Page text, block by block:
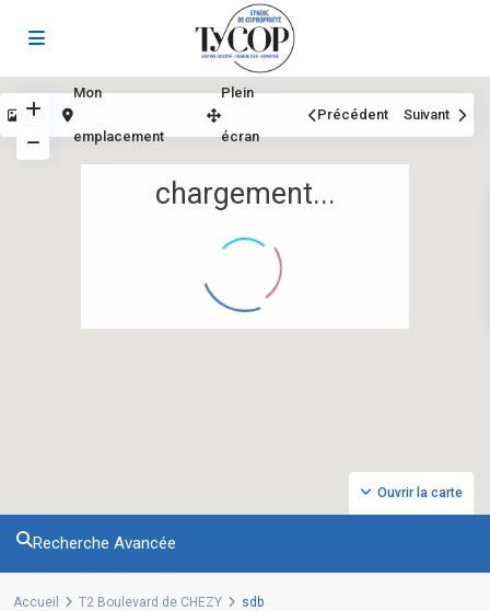
chargement...
Ouvrir la carte
Vue
Mon
emplacement
Plein
écran
Précédent Suivant
Recherche Avancée
Accueil T2 Boulevard de CHEZY sdb